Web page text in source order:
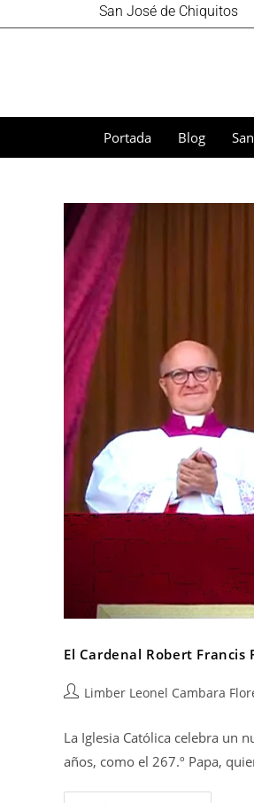
San José de Chiquitos
Portada Blog
El Cardenal Robert Francis
Limber Leonel Cambara
La Iglesia Católica celebra un
años, como el 267.º Papa,